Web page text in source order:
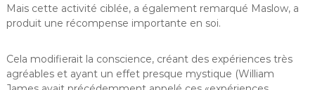
Mais cette activité ciblée, a également remarqué Maslow, a
produit une récompense importante en soi.
Cela modifierait la conscience, créant des expériences très
agréables et ayant un effet presque mystique (William